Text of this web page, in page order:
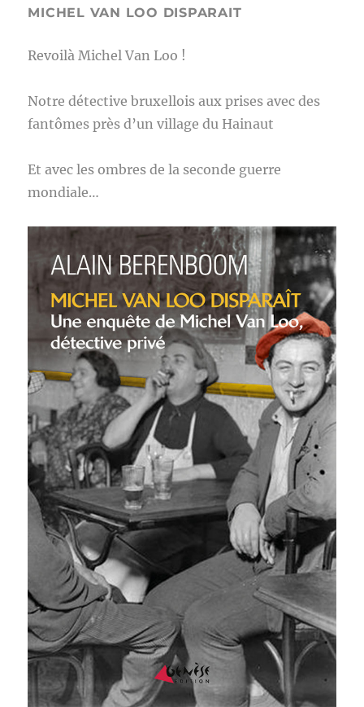
MICHEL VAN LOO DISPARAIT
Revoilà Michel Van Loo !
Notre détective bruxellois aux prises avec des
fantômes près d’un village du Hainaut
Et avec les ombres de la seconde guerre
mondiale…